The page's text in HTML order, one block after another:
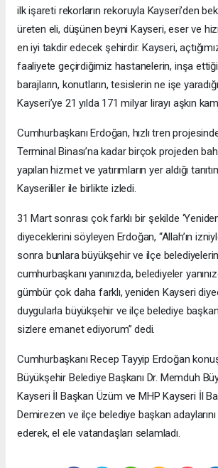
ilk işareti rekorların rekoruyla Kayseri’den
üreten eli, düşünen beyni Kayseri, eser ve
en iyi takdir edecek şehirdir. Kayseri,
faaliyete geçirdiğimiz hastanelerin, inşa
barajların, konutların, tesislerin ne işe
Kayseri’ye 21 yılda 171 milyar lirayı aşkın
Cumhurbaşkanı Erdoğan, hızlı tren
Terminal Binası’na kadar birçok projeden
yapılan hizmet ve yatırımların yer aldığı
Kayserililer ile birlikte izledi.
31 Mart sonrası çok farklı bir şekilde
diyeceklerini söyleyen Erdoğan, “Allah’ın
sonra bunlara büyükşehir ve ilçe
cumhurbaşkanı yanınızda, belediyeler
gümbür çok daha farklı, yeniden Kayseri
duygularla büyükşehir ve ilçe belediye başkan
sizlere emanet ediyorum” dedi.
Cumhurbaşkanı Recep Tayyip Erdoğan
Büyükşehir Belediye Başkanı Dr. Memduh
Kayseri İl Başkan Üzüm ve MHP Kayseri İl
Demirezen ve ilçe belediye başkan
ederek, el ele vatandaşları selamladı.